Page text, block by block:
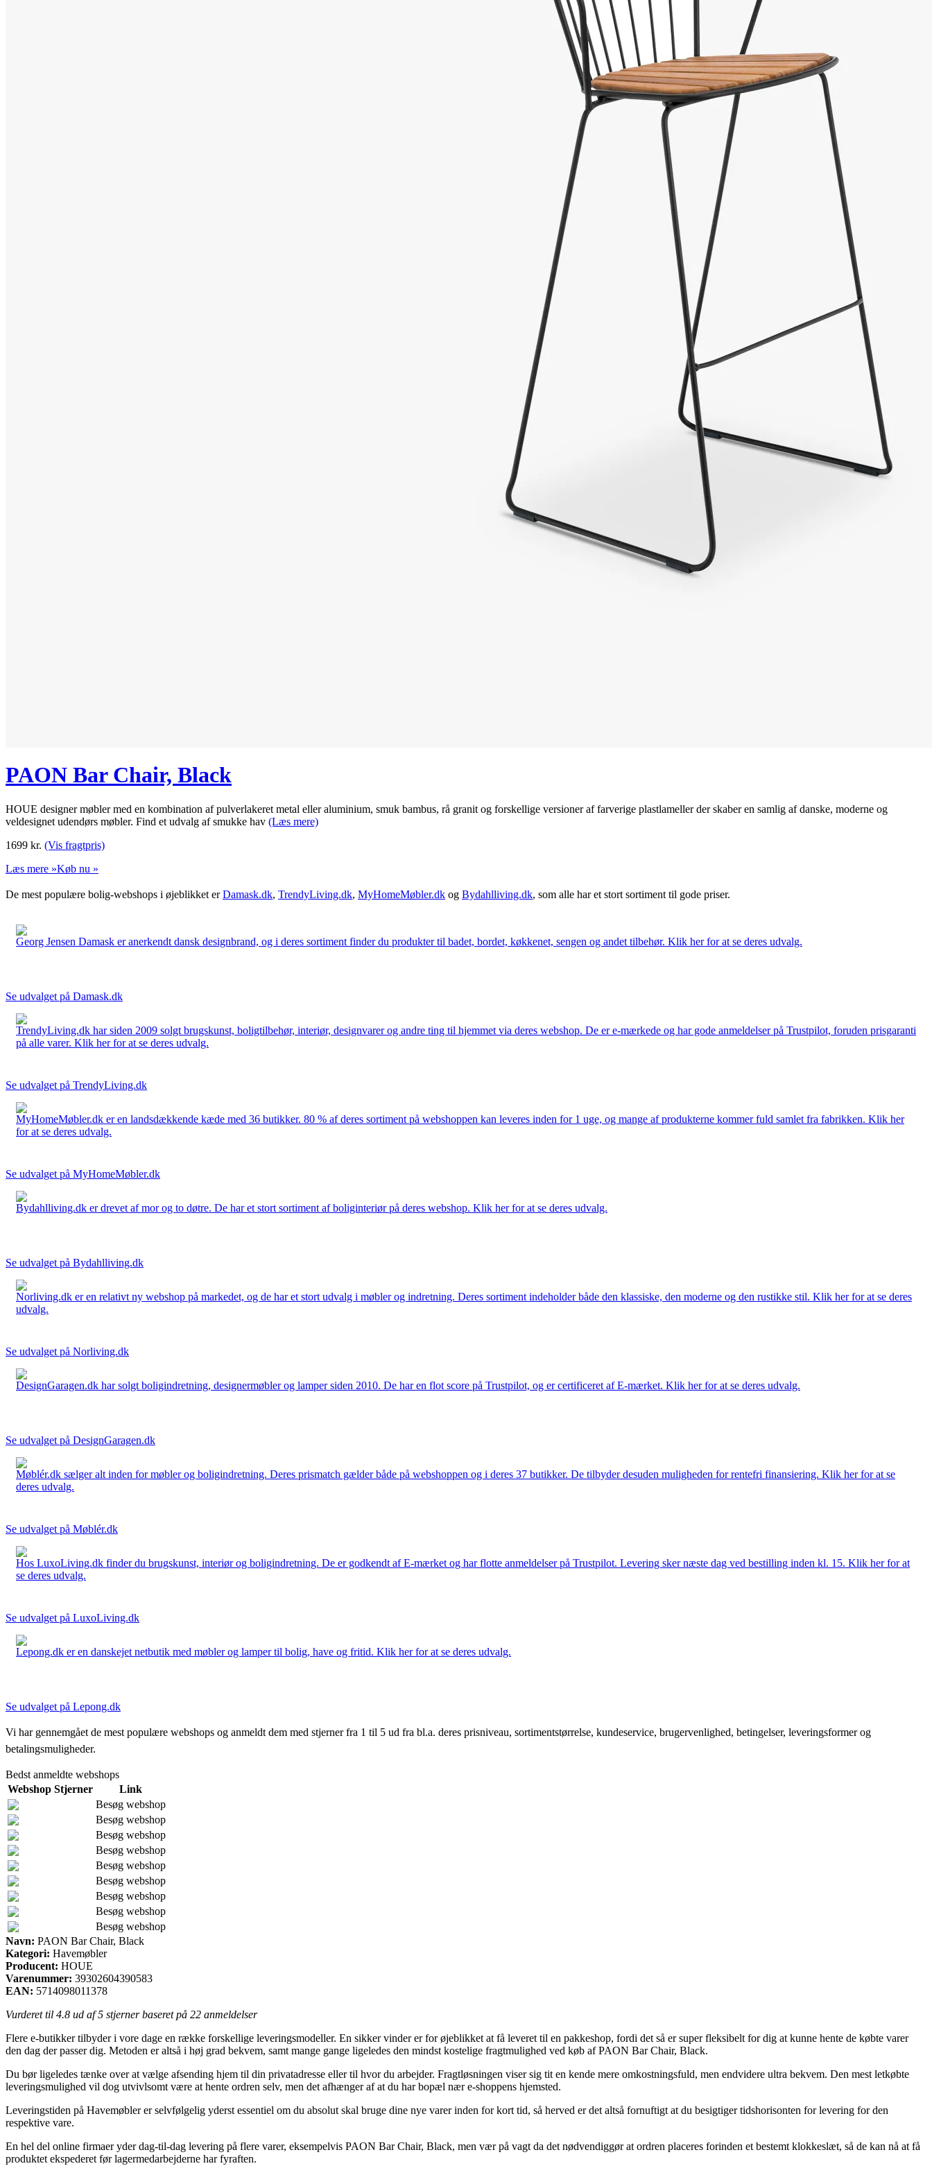
PAON Bar Chair, Black
HOUE designer møbler med en kombination af pulverlakeret metal eller aluminium, smuk bambus, rå granit og forskellige versioner af farverige plastlameller der skaber en samlig af danske, moderne og
veldesignet udendørs møbler. Find et udvalg af smukke hav (Læs mere)
1699 kr. (Vis fragtpris)
Læs mere »Køb nu »
De mest populære bolig-webshops i øjeblikket erDamask.dk, TrendyLiving.dk, MyHomeMøbler.dk og Bydahlliving.dk, som alle har et stort sortiment til gode priser.
Georg Jensen Damask er anerkendt dansk designbrand, og i deres sortiment finder du produkter til badet, bordet, køkkenet, sengen og andet tilbehør. Klik her for at se deres udvalg.
Se udvalget på Damask.dk
TrendyLiving.dk har siden 2009 solgt brugskunst, boligtilbehør, interiør, designvarer og andre ting til hjemmet via deres webshop. De er e-mærkede og har gode anmeldelser på Trustpilot, foruden prisgaranti
på alle varer. Klik her for at se deres udvalg.
Se udvalget på TrendyLiving.dk
MyHomeMøbler.dk er en landsdækkende kæde med 36 butikker. 80 % af deres sortiment på webshoppen kan leveres inden for 1 uge, og mange af produkterne kommer fuld samlet fra fabrikken. Klik her
for at se deres udvalg.
Se udvalget på MyHomeMøbler.dk
Bydahlliving.dk er drevet af mor og to døtre. De har et stort sortiment af boliginteriør på deres webshop. Klik her for at se deres udvalg.
Se udvalget på Bydahlliving.dk
Norliving.dk er en relativt ny webshop på markedet, og de har et stort udvalg i møbler og indretning. Deres sortiment indeholder både den klassiske, den moderne og den rustikke stil. Klik her for at se deres
udvalg.
Se udvalget på Norliving.dk
DesignGaragen.dk har solgt boligindretning, designermøbler og lamper siden 2010. De har en flot score på Trustpilot, og er certificeret af E-mærket. Klik her for at se deres udvalg.
Se udvalget på DesignGaragen.dk
Møblér.dk sælger alt inden for møbler og boligindretning. Deres prismatch gælder både på webshoppen og i deres 37 butikker. De tilbyder desuden muligheden for rentefri finansiering. Klik her for at se
deres udvalg.
Se udvalget på Møblér.dk
Hos LuxoLiving.dk finder du brugskunst, interiør og boligindretning. De er godkendt af E-mærket og har flotte anmeldelser på Trustpilot. Levering sker næste dag ved bestilling inden kl. 15. Klik her for at
se deres udvalg.
Se udvalget på LuxoLiving.dk
Lepong.dk er en danskejet netbutik med møbler og lamper til bolig, have og fritid. Klik her for at se deres udvalg.
Se udvalget på Lepong.dk
Vi har gennemgået de mest populære webshops og anmeldt dem med stjerner fra 1 til 5 ud fra bl.a. deres prisniveau, sortimentstørrelse, kundeservice, brugervenlighed, betingelser, leveringsformer og
betalingsmuligheder.
Bedst anmeldte webshops
Webshop Stjerner
Link
Besøg webshop
Besøg webshop
Besøg webshop
Besøg webshop
Besøg webshop
Besøg webshop
Besøg webshop
Besøg webshop
Besøg webshop
Navn: PAON Bar Chair, Black
Kategori: Havemøbler
Producent: HOUE
Varenummer: 39302604390583
EAN: 5714098011378
Vurderet til 4.8 ud af 5 stjerner baseret på 22 anmeldelser
Flere e-butikker tilbyder i vore dage en række forskellige leveringsmodeller. En sikker vinder er for øjeblikket at få leveret til en pakkeshop, fordi det så er super fleksibelt for dig at kunne hente de købte varer
den dag der passer dig. Metoden er altså i høj grad bekvem, samt mange gange ligeledes den mindst kostelige fragtmulighed ved køb af PAON Bar Chair, Black.
Du bør ligeledes tænke over at vælge afsending hjem til din privatadresse eller til hvor du arbejder. Fragtløsningen viser sig tit en kende mere omkostningsfuld, men endvidere ultra bekvem. Den mest letkøbte
leveringsmulighed vil dog utvivlsomt være at hente ordren selv, men det afhænger af at du har bopæl nær e-shoppens hjemsted.
Leveringstiden på Havemøbler er selvfølgelig yderst essentiel om du absolut skal bruge dine nye varer inden for kort tid, så herved er det altså fornuftigt at du besigtiger tidshorisonten for levering for den
respektive vare.
En hel del online firmaer yder dag-til-dag levering på flere varer, eksempelvis PAON Bar Chair, Black, men vær på vagt da det nødvendiggør at ordren placeres forinden et bestemt klokkeslæt, så de kan nå at få
produktet ekspederet før lagermedarbejderne har fyraften.